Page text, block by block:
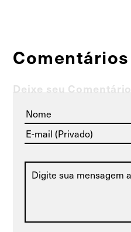
Comentários
Deixe seu Comentário